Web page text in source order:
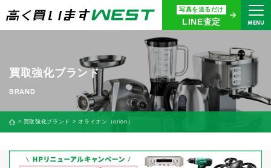
写真を送るだけ
LINE査定 MENU
まずはお気軽にお問い合わせ・
査定をご依頼ください
買取専用ダイヤル
0120-914-094
9:00〜18:30(年中無休)
24時間365日受付
買取に関する質問や相談もすぐにできて便利
買取強化ブランド
買取強化ブランド オライオン（orion）